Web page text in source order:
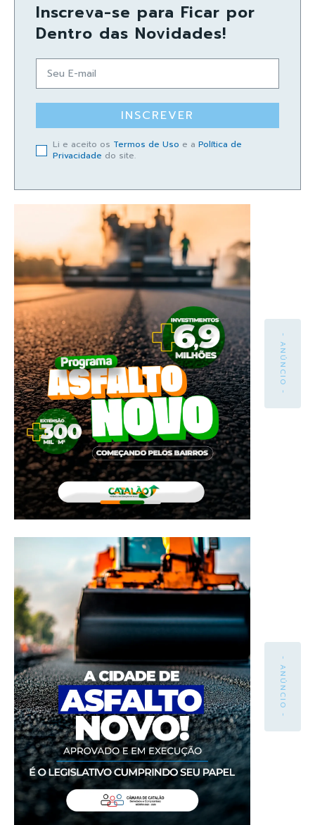
Inscreva-se para Ficar por
Dentro das Novidades!
INSCREVER
Li e aceito os Termos de Uso e a Política de
Privacidade do site.
- ANÚNCIO -
- ANÚNCIO -